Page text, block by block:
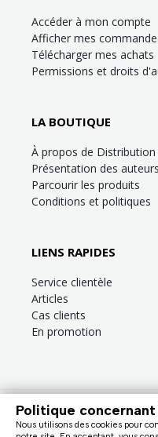
Accéder à mon compte
Afficher mes
Télécharger mes achats
Permissions et droits
LA BOUTIQUE
À propos de Distribution
Présentation des auteurs
Parcourir les produits
Conditions et politiques
LIENS RAPIDES
Service clientèle
Articles
Cas clients
En promotion
Besoin d’aide?Consultez
Politique
Nous utilisons des cookies pour